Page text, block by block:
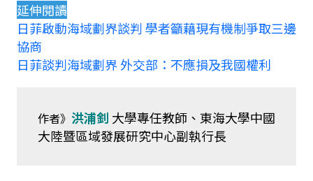
延伸閱讀
日菲啟動海域劃界談判學者籲藉現有機制爭取三邊
協商
日菲談判海域劃界外交部：不應損及我國權利
作者》 洪浦釗 大學專任教師、東海大學中國
大陸暨區域發展研究中心副執行長